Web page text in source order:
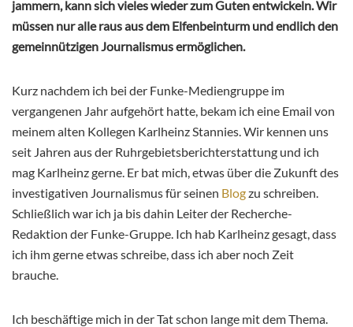
jammern, kann sich vieles wieder zum Guten entwickeln. Wir
müssen nur alle raus aus dem Elfenbeinturm und endlich den
gemeinnützigen Journalismus ermöglichen.
Kurz nachdem ich bei der Funke-Mediengruppe im
vergangenen Jahr aufgehört hatte, bekam ich eine Email von
meinem alten Kollegen Karlheinz Stannies. Wir kennen uns
seit Jahren aus der Ruhrgebietsberichterstattung und ich
mag Karlheinz gerne. Er bat mich, etwas über die Zukunft des
investigativen Journalismus für seinen Blogzu schreiben.
Schließlich war ich ja bis dahin Leiter der Recherche-
Redaktion der Funke-Gruppe. Ich hab Karlheinz gesagt, dass
ich ihm gerne etwas schreibe, dass ich aber noch Zeit
brauche.
Ich beschäftige mich in der Tat schon lange mit dem Thema.